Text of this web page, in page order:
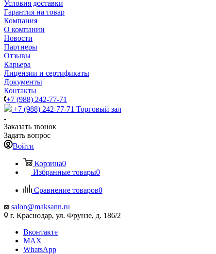
Условия доставки
Гарантия на товар
Компания
О компании
Новости
Партнеры
Отзывы
Карьера
Лицензии и сертификаты
Документы
Контакты
+7 (988) 242-77-71
+7 (988) 242-77-71 Торговый зал
Заказать звонок
Задать вопрос
Войти
Корзина0
Избранные товары0
Сравнение товаров0
salon@maksann.ru
г. Краснодар, ул. Фрунзе, д. 186/2
Вконтакте
MAX
WhatsApp